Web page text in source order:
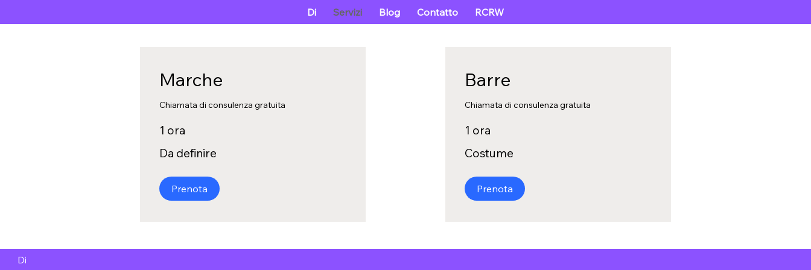
Di Servizi Blog Contatto RCRW
Marche
Chiamata di consulenza gratuita
1 ora
definire
Da definire
Prenota
Barre
Chiamata di consulenza gratuita
1 ora
Costume
Prenota
Di